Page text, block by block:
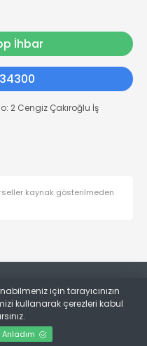
İhbar
2 Cengiz Çakıroğlu İş
kaynak gösterilmeden
için tarayıcınızın
kullanarak çerezleri kabul
Anladım